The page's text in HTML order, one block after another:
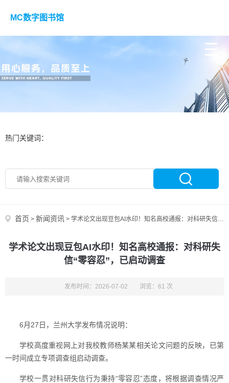
MC数字图书馆
热门关键词：
首页 > 新闻资讯 > 学术论文出现豆包AI水印！知名高校通报：对科研失信“零容忍”，已启动调查
学术论文出现豆包AI水印！知名高校通报：对科研失
信“零容忍”，已启动调查
发布时间：2026-07-02 浏览：61 次
6月27日，兰州大学发布情况说明：
学校高度重视网上对我校教师杨某某相关论文问题的反映，已第
一时间成立专项调查组启动调查。
学校一贯对科研失信行为秉持“零容忍”态度，将根据调查情况严